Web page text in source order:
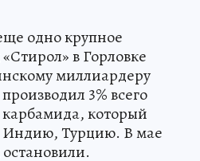
одно крупное
в Горловке
миллиардеру
3% всего
который
Индию, Турцию. В мае